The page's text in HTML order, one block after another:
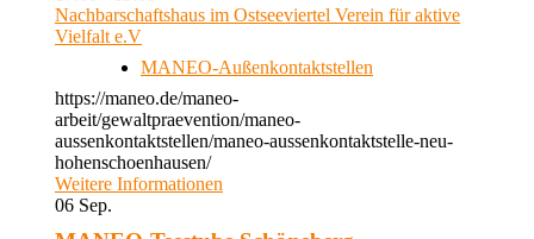
Nachbarschaftshaus im Ostseeviertel Verein für aktive
Vielfalt e.V
MANEO-Außenkontaktstellen
https://maneo.de/maneo-
arbeit/gewaltpraevention/maneo-
aussenkontaktstellen/maneo-aussenkontaktstelle-neu-
hohenschoenhausen/
Weitere Informationen
06 Sep.